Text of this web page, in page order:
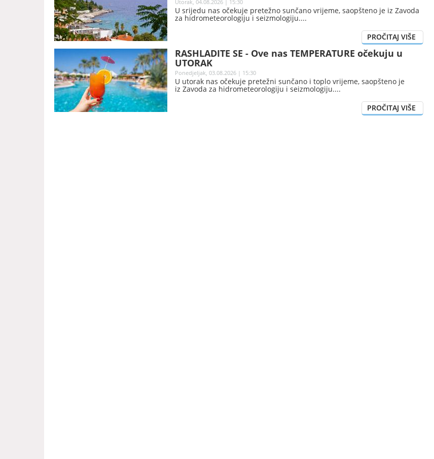
Utorak, 04.08.2026 | 15:30
U srijedu nas očekuje pretežno sunčano vrijeme, saopšteno je iz Zavoda
za hidrometeorologiju i seizmologiju.
RASHLADITE SE - Ove nas TEMPERATURE očekuju u
UTORAK
Ponedjeljak, 03.08.2026 | 15:30
U utorak nas očekuje pretežni sunčano i toplo vrijeme, saopšteno je
iz Zavoda za hidrometeorologiju i seizmologiju.